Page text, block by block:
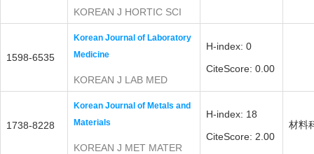
KOREAN J HORTIC SCI
1598-6535
Korean Journal of Laboratory
Medicine
KOREAN J LAB MED
H-index: 0
CiteScore: 0.00
1738-8228
Korean Journal of Metals and
Materials
KOREAN J MET MATER
H-index: 18
CiteScore: 2.00
材料